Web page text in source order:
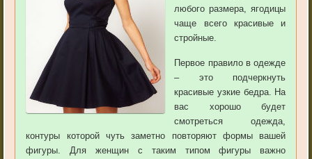
любого размера, ягодицы
чаще всего красивые и
стройные.
Первое правило в одежде
– это подчеркнуть
красивые узкие бедра. На
вас хорошо будет
смотреться одежда,
контуры которой чуть заметно повторяют формы вашей
фигуры. Для женщин с таким типом фигуры важно